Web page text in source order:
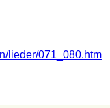
lieder/071_080.htm